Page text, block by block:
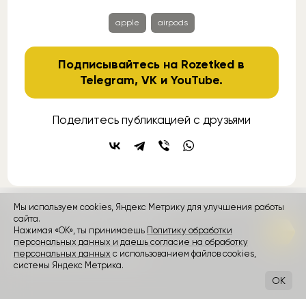
apple airpods
Подписывайтесь на Rozetked в
Telegram,VK иYouTube.
Поделитесь публикацией с друзьями
контакты
Rozetked © 2026
Пользовательское соглашение
Мы используем cookies, Яндекс Метрику для улучшения работы
сайта.
Нажимая «ОК», ты принимаешь Политику обработки
персональных данных и даешь согласие на обработку
персональных данных с использованием файлов cookies,
системы Яндекс Метрика.
OK